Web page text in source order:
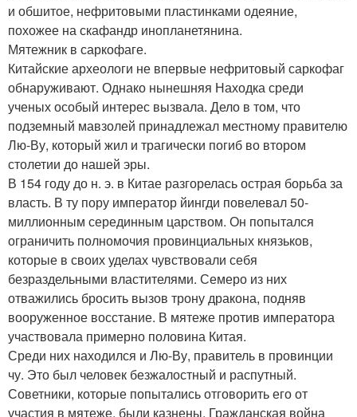
и обшитое, нефритовыми пластинками одеяние,
похожее на скафандр инопланетянина.
Мятежник в саркофаге.
Китайские археологи не впервые нефритовый саркофаг
обнаруживают. Однако нынешняя Находка среди
ученых особый интерес вызвала. Дело в том, что
подземный мавзолей принадлежал местному правителю
Лю-Ву, который жил и трагически погиб во втором
столетии до нашей эры.
В 154 году до н. э. в Китае разгорелась острая борьба за
власть. В ту пору император йингди повелевал 50-
миллионным серединным царством. Он попытался
ограничить полномочия провинциальных князьков,
которые в своих уделах чувствовали себя
безраздельными властителями. Семеро из них
отважились бросить вызов трону дракона, подняв
вооруженное восстание. В мятеже против императора
участвовала примерно половина Китая.
Среди них находился и Лю-Ву, правитель в провинции
чу. Это был человек безжалостный и распутный.
Советники, которые попытались отговорить его от
участия в мятеже, были казнены. Гражданская война